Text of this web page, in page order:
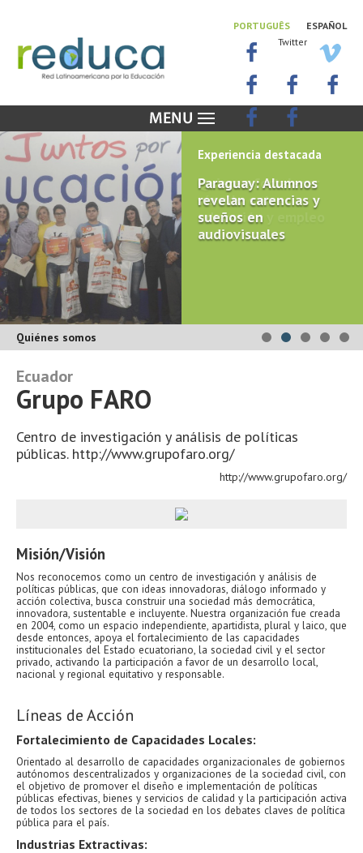
ESPAÑOL
PORTUGUÊS
Twitter
Quiénes somos
Experiencia destacada
Paraguay: Alumnos
revelan carencias y
sueños en
audiovisuales
Ecuador
Grupo FARO
Centro de investigación y análisis de políticas
públicas. http://www.grupofaro.org/
http://www.grupofaro.org/
Misión/Visión
Nos reconocemos como un centro de investigación y análisis de
políticas públicas, que con ideas innovadoras, diálogo informado y
acción colectiva, busca construir una sociedad más democrática,
innovadora, sustentable e incluyente. Nuestra organización fue creada
en 2004, como un espacio independiente, apartidista, plural y laico, que
desde entonces, apoya el fortalecimiento de las capacidades
institucionales del Estado ecuatoriano, la sociedad civil y el sector
privado, activando la participación a favor de un desarrollo local,
nacional y regional equitativo y responsable.
Líneas de Acción
Fortalecimiento de Capacidades Locales:
Orientado al desarrollo de capacidades organizacionales de gobiernos
autónomos descentralizados y organizaciones de la sociedad civil, con
el objetivo de promover el diseño e implementación de políticas
públicas efectivas, bienes y servicios de calidad y la participación activa
de todos los sectores de la sociedad en los debates claves de política
pública para el país.
Industrias Extractivas: